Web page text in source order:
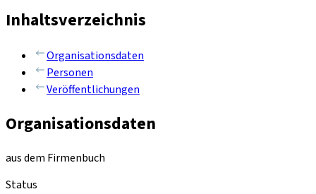
Inhaltsverzeichnis
Organisationsdaten
Personen
Veröffentlichungen
Organisationsdaten
aus dem Firmenbuch
Status